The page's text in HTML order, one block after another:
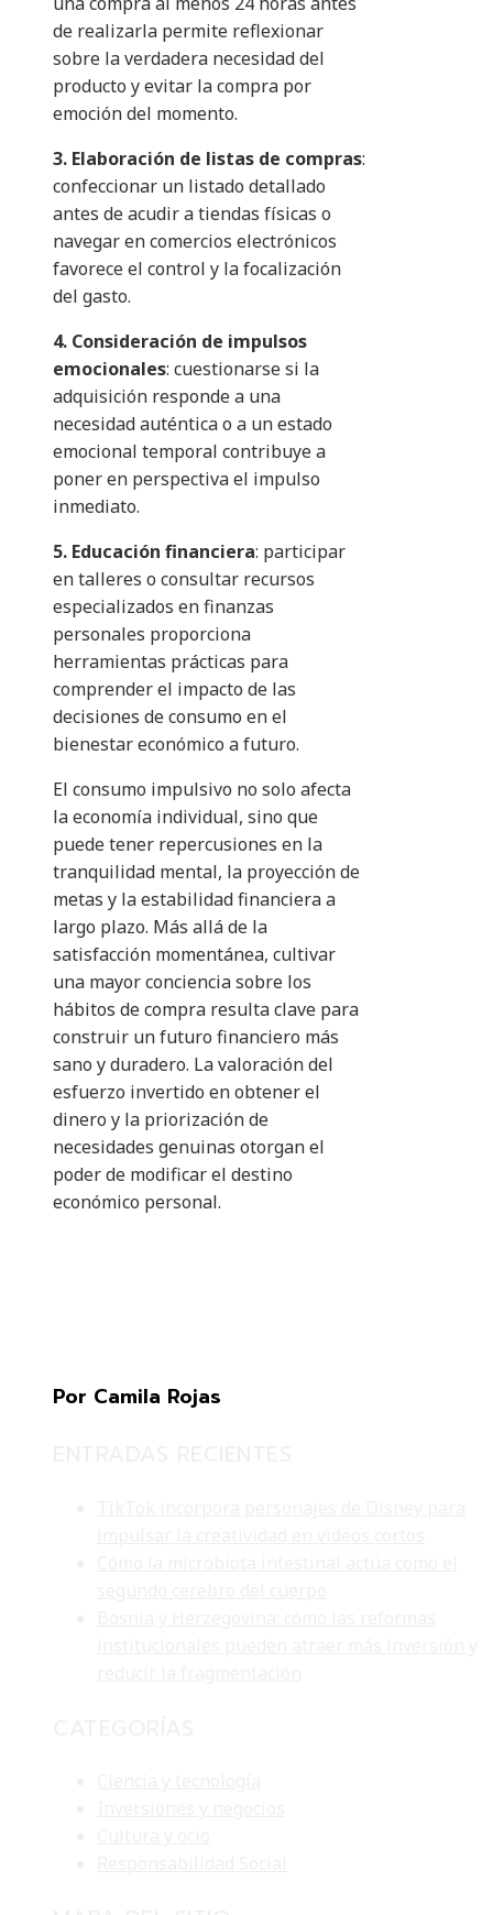
de realizarla permite reflexionar
sobre la verdadera necesidad del
producto y evitar la compra por
emoción del momento.
3. Elaboración de listas de compras:
confeccionar un listado detallado
antes de acudir a tiendas físicas o
navegar en comercios electrónicos
favorece el control y la focalización
del gasto.
4. Consideración de impulsos
emocionales: cuestionarse si la
adquisición responde a una
necesidad auténtica o a un estado
emocional temporal contribuye a
poner en perspectiva el impulso
inmediato.
5. Educación financiera: participar
en talleres o consultar recursos
especializados en finanzas
personales proporciona
herramientas prácticas para
comprender el impacto de las
decisiones de consumo en el
bienestar económico a futuro.
El consumo impulsivo no solo afecta
la economía individual, sino que
puede tener repercusiones en la
tranquilidad mental, la proyección de
metas y la estabilidad financiera a
largo plazo. Más allá de la
satisfacción momentánea, cultivar
una mayor conciencia sobre los
hábitos de compra resulta clave para
construir un futuro financiero más
sano y duradero. La valoración del
esfuerzo invertido en obtener el
dinero y la priorización de
necesidades genuinas otorgan el
poder de modificar el destino
económico personal.
Por Camila Rojas